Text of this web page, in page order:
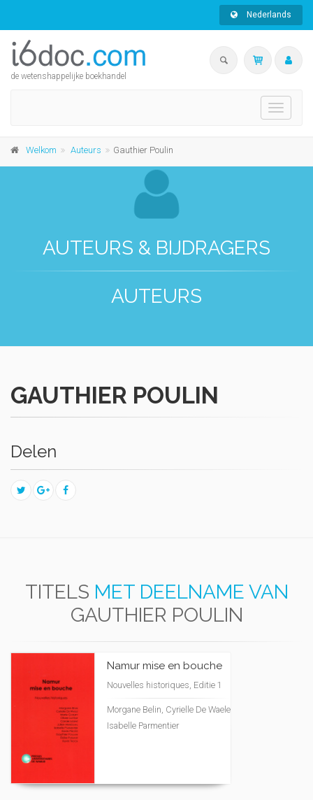
Nederlands
de wetenshappelijke boekhandel
Toggle
Welkom Auteurs Gauthier Poulin
AUTEURS & BIJDRAGERS
AUTEURS
GAUTHIER POULIN
Delen
TITELS MET DEELNAME VAN
GAUTHIER POULIN
Namur mise en bouche
Nouvelles historiques, Editie 1
Morgane Belin, Cyrielle De Waele
Isabelle Parmentier